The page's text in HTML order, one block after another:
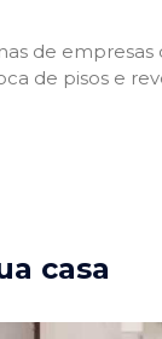
de
de pisos e
casa